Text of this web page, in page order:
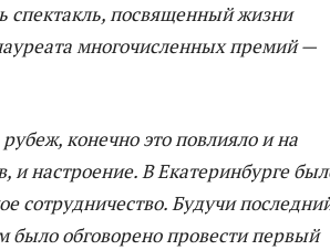
спектакль, посвященный жизни
многочисленных премий —
конечно это повлияло и на
и настроение. В Екатеринбурге
сотрудничество. Будучи
было обговорено провести первый